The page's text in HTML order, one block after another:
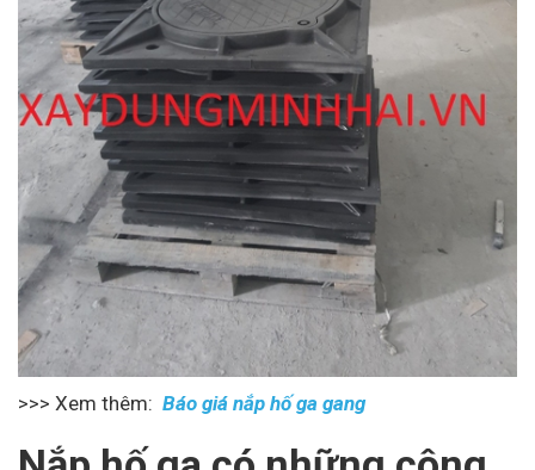
>>> Xem thêm: Báo giá nắp hố ga gang